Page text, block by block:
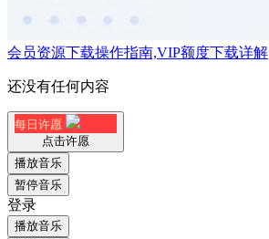
会员资源下载操作指南,VIP额度下载详解
还没有任何内容
每日许愿
点击许愿
播放音乐
暂停音乐
登录
播放音乐